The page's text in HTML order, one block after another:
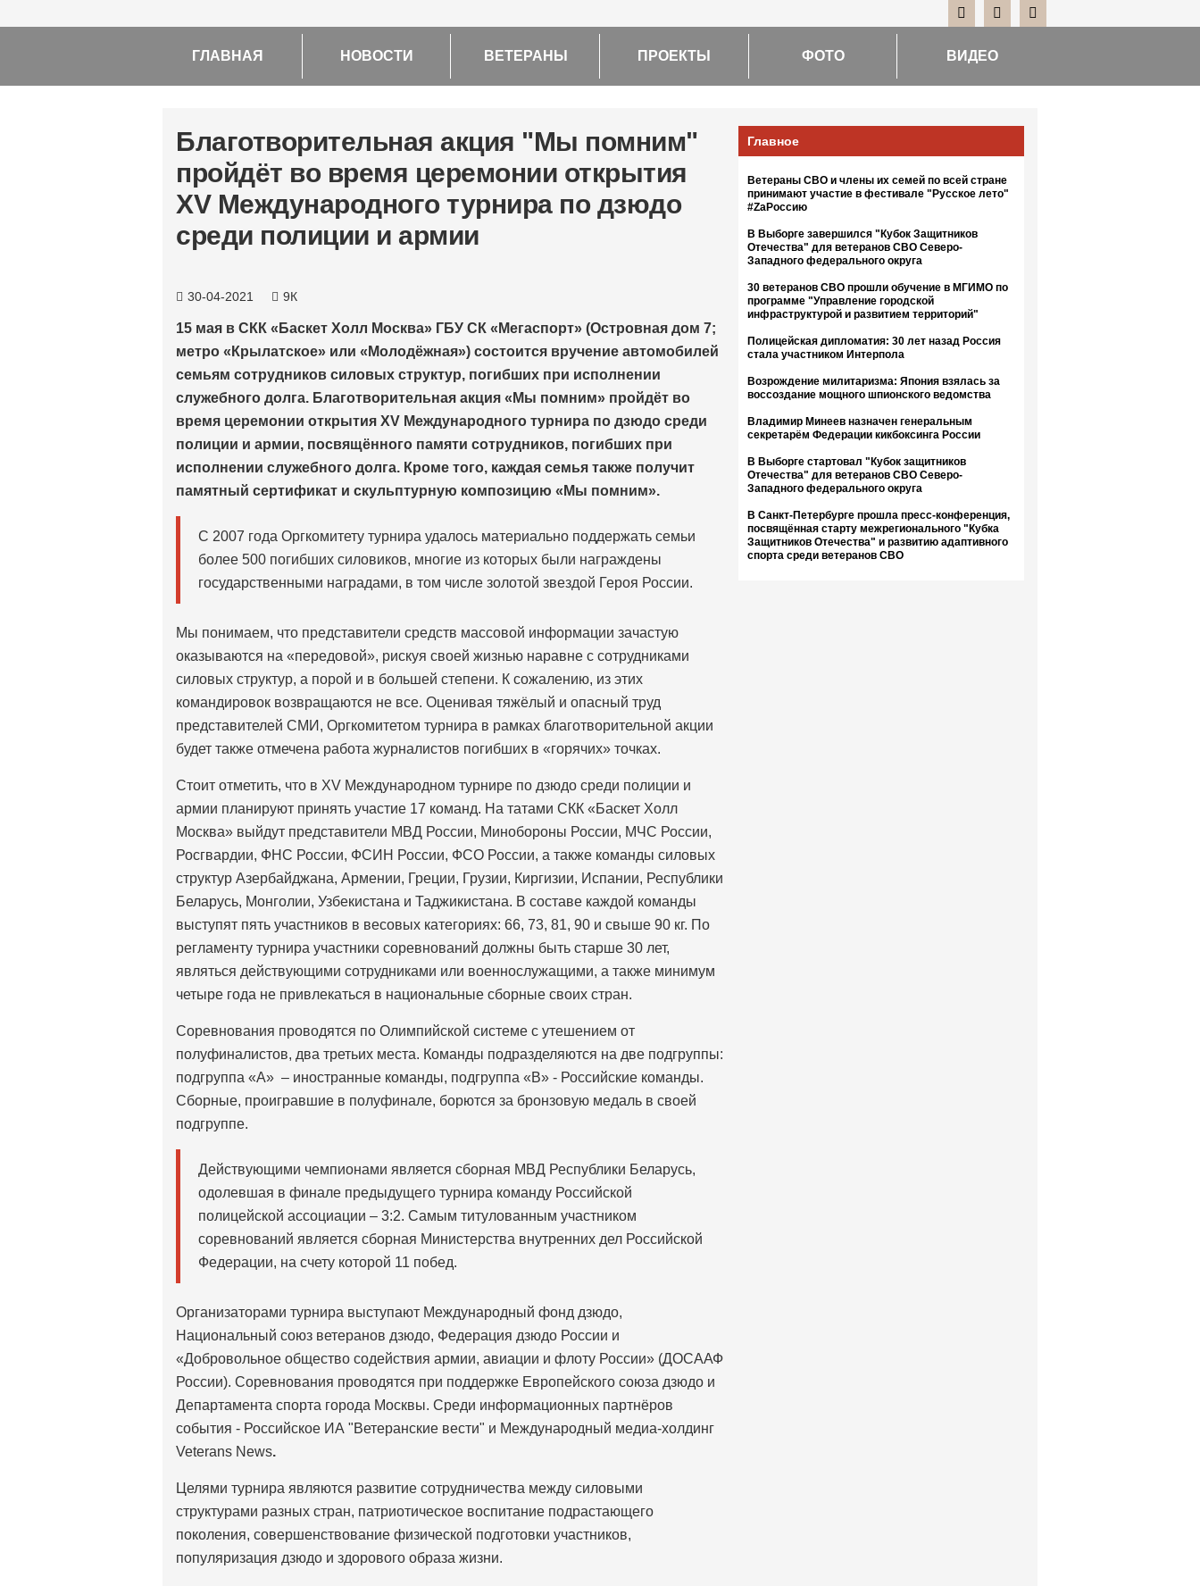
ГЛАВНАЯ НОВОСТИ ВЕТЕРАНЫ ПРОЕКТЫ ФОТО ВИДЕО
Благотворительная акция "Мы помним"
пройдёт во время церемонии открытия
XV Международного турнира по дзюдо
среди полиции и армии
30-04-2021 9К
15 мая в СКК «Баскет Холл Москва» ГБУ СК «Мегаспорт» (Островная дом 7;
метро «Крылатское» или «Молодёжная») состоится вручение автомобилей
семьям сотрудников силовых структур, погибших при исполнении
служебного долга. Благотворительная акция «Мы помним» пройдёт во
время церемонии открытия XV Международного турнира по дзюдо среди
полиции и армии, посвящённого памяти сотрудников, погибших при
исполнении служебного долга. Кроме того, каждая семья также получит
памятный сертификат и скульптурную композицию «Мы помним».
С 2007 года Оргкомитету турнира удалось материально поддержать семьи
более 500 погибших силовиков, многие из которых были награждены
государственными наградами, в том числе золотой звездой Героя России.
Мы понимаем, что представители средств массовой информации зачастую
оказываются на «передовой», рискуя своей жизнью наравне с сотрудниками
силовых структур, а порой и в большей степени. К сожалению, из этих
командировок возвращаются не все. Оценивая тяжёлый и опасный труд
представителей СМИ, Оргкомитетом турнира в рамках благотворительной акции
будет также отмечена работа журналистов погибших в «горячих» точках.
Стоит отметить, что в XV Международном турнире по дзюдо среди полиции и
армии планируют принять участие 17 команд. На татами СКК «Баскет Холл
Москва» выйдут представители МВД России, Минобороны России, МЧС России,
Росгвардии, ФНС России, ФСИН России, ФСО России, а также команды силовых
структур Азербайджана, Армении, Греции, Грузии, Киргизии, Испании, Республики
Беларусь, Монголии, Узбекистана и Таджикистана. В составе каждой команды
выступят пять участников в весовых категориях: 66, 73, 81, 90 и свыше 90 кг. По
регламенту турнира участники соревнований должны быть старше 30 лет,
являться действующими сотрудниками или военнослужащими, а также минимум
четыре года не привлекаться в национальные сборные своих стран.
Соревнования проводятся по Олимпийской системе с утешением от
полуфиналистов, два третьих места. Команды подразделяются на две подгруппы:
подгруппа «А» – иностранные команды, подгруппа «В» - Российские команды.
Сборные, проигравшие в полуфинале, борются за бронзовую медаль в своей
подгруппе.
Действующими чемпионами является сборная МВД Республики Беларусь,
одолевшая в финале предыдущего турнира команду Российской
полицейской ассоциации – 3:2. Самым титулованным участником
соревнований является сборная Министерства внутренних дел Российской
Федерации, на счету которой 11 побед.
Организаторами турнира выступают Международный фонд дзюдо,
Национальный союз ветеранов дзюдо, Федерация дзюдо России и
«Добровольное общество содействия армии, авиации и флоту России» (ДОСААФ
России). Соревнования проводятся при поддержке Европейского союза дзюдо и
Департамента спорта города Москвы. Среди информационных партнёров
события - Российское ИА "Ветеранские вести" и Международный медиа-холдинг
Veterans News.
Целями турнира являются развитие сотрудничества между силовыми
структурами разных стран, патриотическое воспитание подрастающего
поколения, совершенствование физической подготовки участников,
популяризация дзюдо и здорового образа жизни.
Главное
Ветераны СВО и члены их семей по всей стране
принимают участие в фестивале "Русское лето"
#ZaРоссию
В Выборге завершился "Кубок Защитников
Отечества" для ветеранов СВО Северо-
Западного федерального округа
30 ветеранов СВО прошли обучение в МГИМО по
программе "Управление городской
инфраструктурой и развитием территорий"
Полицейская дипломатия: 30 лет назад Россия
стала участником Интерпола
Возрождение милитаризма: Япония взялась за
воссоздание мощного шпионского ведомства
Владимир Минеев назначен генеральным
секретарём Федерации кикбоксинга России
В Выборге стартовал "Кубок защитников
Отечества" для ветеранов СВО Северо-
Западного федерального округа
В Санкт-Петербурге прошла пресс-конференция,
посвящённая старту межрегионального "Кубка
Защитников Отечества" и развитию адаптивного
спорта среди ветеранов СВО